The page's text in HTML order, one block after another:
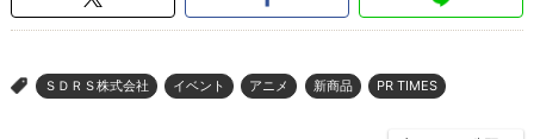
> ＳＤＲＳ株式会社 イベント アニメ 新商品 PR TIMES